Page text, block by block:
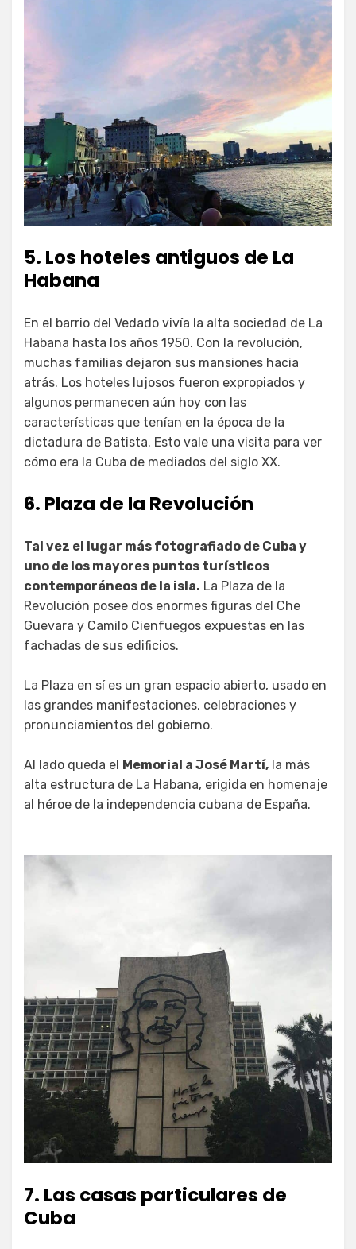
5. Los hoteles antiguos de La
Habana
En el barrio del Vedado vivía la alta sociedad de La
Habana hasta los años 1950. Con la revolución,
muchas familias dejaron sus mansiones hacia
atrás. Los hoteles lujosos fueron expropiados y
algunos permanecen aún hoy con las
características que tenían en la época de la
dictadura de Batista. Esto vale una visita para ver
cómo era la Cuba de mediados del siglo XX.
6. Plaza de la Revolución
Tal vez el lugar más fotografiado de Cuba y
uno de los mayores puntos turísticos
contemporáneos de la isla. La Plaza de la
Revolución posee dos enormes figuras del Che
Guevara y Camilo Cienfuegos expuestas en las
fachadas de sus edificios.
La Plaza en sí es un gran espacio abierto, usado en
las grandes manifestaciones, celebraciones y
pronunciamientos del gobierno.
Al lado queda el Memorial a José Martí, la más
alta estructura de La Habana, erigida en homenaje
al héroe de la independencia cubana de España.
7. Las casas particulares de
Cuba